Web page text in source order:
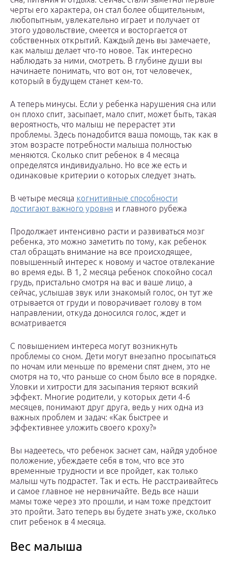
черты его характера, он стал более общительным,
любопытным, увлекательно играет и получает от
этого удовольствие, смеется и восторгается от
собственных открытий. Каждый день вы замечаете,
как малыш делает что-то новое. Так интересно
наблюдать за ними, смотреть. В глубине души вы
начинаете понимать, что вот он, тот человечек,
который в будущем станет кем-то.
А теперь минусы. Если у ребенка нарушения сна или
он плохо спит, засыпает, мало спит, может быть, такая
вероятность, что малыш не перерастет эти
проблемы. Здесь понадобится ваша помощь, так как в
этом возрасте потребности малыша полностью
меняются. Сколько спит ребенок в 4 месяца
определятся индивидуально. Но все же есть и
одинаковые критерии о которых следует знать.
В четыре месяца когнитивные способности
достигают важного уровня и главного рубежа
Продолжает интенсивно расти и развиваться мозг
ребенка, это можно заметить по тому, как ребенок
стал обращать внимание на все происходящее,
повышенный интерес к новому и частое отвлекание
во время еды. В 1, 2 месяца ребенок спокойно сосал
грудь, пристально смотря на вас и ваше лицо, а
сейчас, услышав звук или знакомый голос, он тут же
отрывается от груди и поворачивает голову в том
направлении, откуда доносился голос, ждет и
всматривается
С повышением интереса могут возникнуть
проблемы со сном. Дети могут внезапно просыпаться
по ночам или меньше по времени спят днем, это не
смотря на то, что раньше со сном было все в порядке.
Уловки и хитрости для засыпания теряют всякий
эффект. Многие родители, у которых дети 4-6
месяцев, понимают друг друга, ведь у них одна из
важных проблем и задач: «Как быстрее и
эффективнее уложить своего кроху?»
Вы надеетесь, что ребенок заснет сам, найдя удобное
положение, убеждаете себя в том, что все это
временные трудности и все пройдет, как только
малыш чуть подрастет. Так и есть. Не расстраивайтесь
и самое главное не нервничайте. Ведь все наши
мамы тоже через это прошли, и нам тоже предстоит
это пройти. Зато теперь вы будете знать уже, сколько
спит ребенок в 4 месяца.
Вес малыша